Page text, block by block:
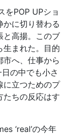
をPOP UPショ
かに切り替わる
と高揚。このブ
生まれた。目的
へ、仕事から
の中でも小さ
に立つためのプ
たちの反応はす
‘real’の今年